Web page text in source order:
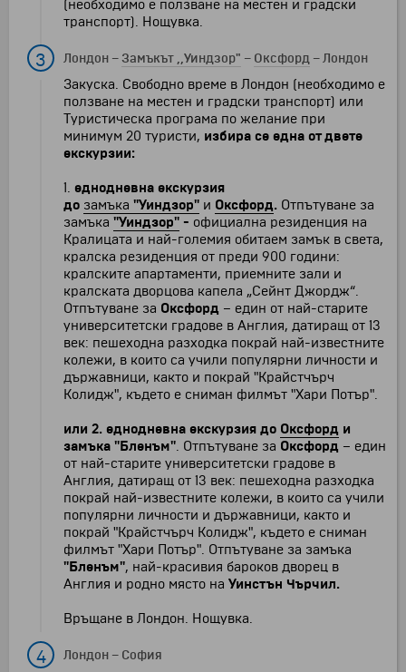
(необходимо е ползване на местен и градски
транспорт). Нощувка.
3 Лондон –Замъкът ,,Уиндзор" – Оксфорд –Лондон
Закуска. Свободно време в Лондон (необходимо е
ползване на местен и градски транспорт) или
Tуристическа програма по желание при
минимум 20 туристи, избира се една от двете
екскурзии:
1. еднодневна екскурзия
до замъка "Уиндзор" и Оксфорд. Отпътуване за
замъка "Уиндзор" - официална резиденция на
Кралицата и най-големия обитаeм замък в света,
кралска резиденция от преди 900 години:
кралските апартаменти, приемните зали и
кралската дворцова капела „Сейнт Джордж“.
Отпътуване за Оксфорд – един от най-старите
университетски градове в Англия, датиращ от 13
век: пешеходна разходка покрай най-известните
колежи, в които са учили популярни личности и
държавници, както и покрай "Крайстчърч
Колидж", където е сниман филмът "Хари Потър".
или 2. еднодневна екскурзия до Оксфорд и
замъка "Бленъм". Отпътуване за Оксфорд – един
от най-старите университетски градове в
Англия, датиращ от 13 век: пешеходна разходка
покрай най-известните колежи, в които са учили
популярни личности и държавници, както и
покрай "Крайстчърч Колидж", където е сниман
филмът "Хари Потър". Отпътуване за замъка
"Бленъм", най-красивия бароков дворец в
Англия и родно място на Уинстън Чърчил.
Връщане в Лондон. Нощувка.
4 Лондон – София